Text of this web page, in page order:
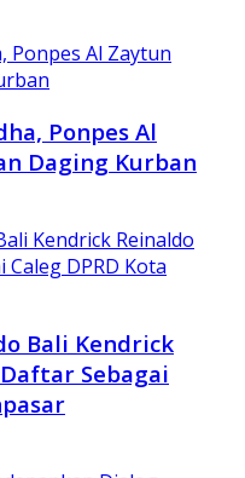
Ponpes Al
Daging Kurban
Bali Kendrick
Sebagai